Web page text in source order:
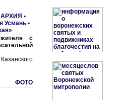
•
Усмань •
с
ФОТО